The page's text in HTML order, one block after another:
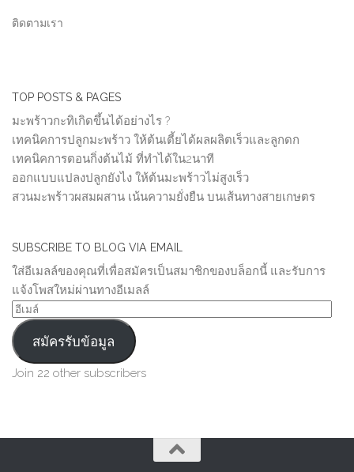
ติดตามเรา
TOP POSTS & PAGES
มะพร้าวกะทิเกิดขึ้นได้อย่างไร ?
เทคนิคการปลูกมะพร้าว ให้ต้นเตี้ยได้ผลผลิตเร็วและลูกดก
เทคนิคการตอนกิ่งต้นไม้ ที่ทำได้ใน2นาที
ออกแบบแปลงปลูกยังไง ให้ต้นมะพร้าวไม่สูงเร็ว
สวนมะพร้าวผสมผสาน เน้นความยั่งยืน บนเส้นทางสายเกษตร
SUBSCRIBE TO BLOG VIA EMAIL
ใส่อีเมลล์ของคุณที่เพื่อสมัครเป็นสมาชิกของบล็อกนี้ และรับการ
แจ้งโพสใหม่ผ่านทางอีเมลล์
อีเมล์
สมัครรับข้อมูล
Join 22 other subscribers